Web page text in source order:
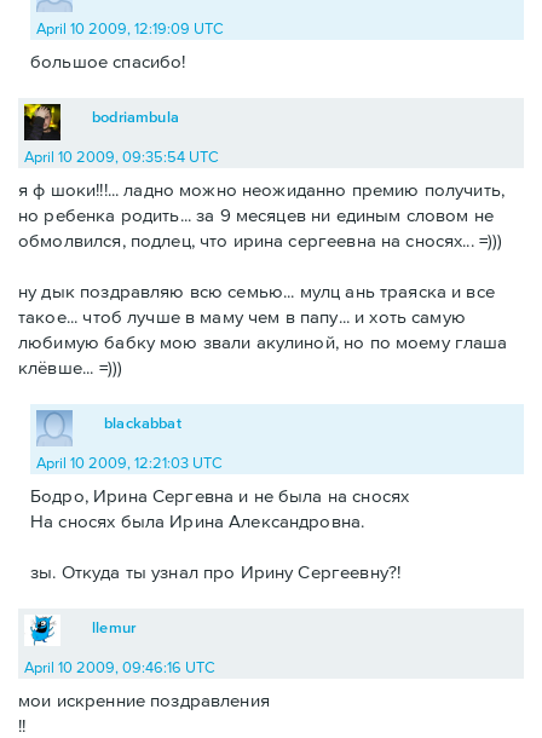
April 10 2009, 12:19:09 UTC
большое спасибо!
bodriambula
April 10 2009, 09:35:54 UTC
я ф шоки!!!... ладно можно неожиданно премию получить,
но ребенка родить... за 9 месяцев ни единым словом не
обмолвился, подлец, что ирина сергеевна на сносях... =)))
ну дык поздравляю всю семью... мулц ань траяска и все
такое... чтоб лучше в маму чем в папу... и хоть самую
любимую бабку мою звали акулиной, но по моему глаша
клёвше... =)))
blackabbat
April 10 2009, 12:21:03 UTC
Бодро, Ирина Сергевна и не была на сносях
На сносях была Ирина Александровна.
зы. Откуда ты узнал про Ирину Сергеевну?!
llemur
April 10 2009, 09:46:16 UTC
мои искренние поздравления
!!